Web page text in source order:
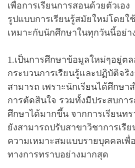
เพื่อการเรียนการสอนด้วยตัวเอง
รูปแบบการเรียนรู้สมัยใหม่โดยใช้
เหมาะกับนักศึกษาในทุกวันนี้อย่า
1.เป็นการศึกษาข้อมูลใหม่ๆอยู่ต
กระบวนการเรียนรู้และปฏิบัติจริ
สามารถ เพราะนักเรียนได้ศึกษ
การตัดสินใจ รวมทั้งมีประสบกา
ศึกษาได้มากขึ้น จากการเรียนทร
ยังสามารถปรับสาขาวิชาการเรีย
ความเหมาะสมแบบรายบุคคลเพื่
ทางการทราบอย่างมากสุด